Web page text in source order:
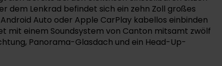
dem Lenkrad befindet sich ein zehn Zoll großes
Auto oder Apple CarPlay kabellos einbinden
mit einem Soundsystem von Canton mitsamt zwölf
Panorama-Glasdach und ein Head-Up-